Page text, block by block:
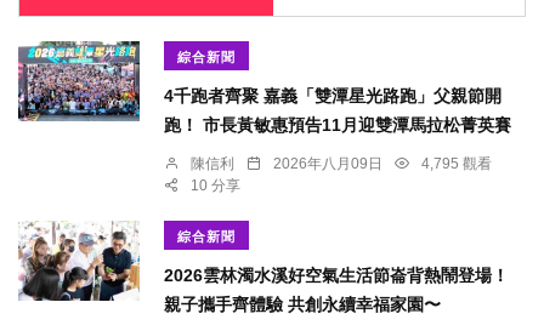
綜合新聞
4千跑者齊聚 嘉義「雙潭星光路跑」父親節開
跑！ 市長黃敏惠預告11月迎雙潭馬拉松菁英賽
陳信利 2026年八月09日
4,795 觀看
10 分享
綜合新聞
2026雲林濁水溪好空氣生活節崙背熱鬧登場！
親子攜手齊體驗 共創永續幸福家園〜